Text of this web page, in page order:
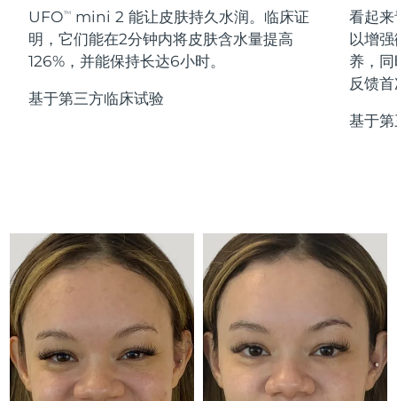
UFOTM
mini 2 能让皮肤持久水润。临床证
明，它们能在2分钟内将皮肤含水量提高
126%，并能保持长达6小时。
基于第三方临床试验
看起
以增
养，
反馈
基于
PEACH™ Cooling Prep Gel
Cooling IPL hair removal gel
ESPADA™ Blemish Solution
Concentrated acne gel
眼部护肤
Advanced eye care treatment
KIWI™
FLIP™ play advanced
牙齿美白
issa™ Teeth Whitening Set
Dual LED + sonic device & 18% PAP gel
更多的
全部购买
FOREO APP
印度尼西亚 预计送达日期 8/7/26
爱尔兰 8/9/26
8/11/26
日本 预计送达日期 8/12/26
泽西岛 8/14/26
哈萨克斯坦 预计送达日期8/11/26
科威特 预计送达日期